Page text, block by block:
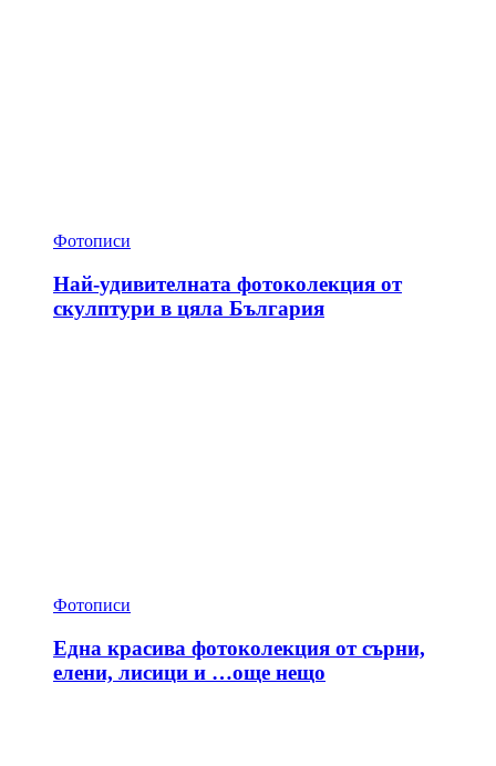
Фотописи
Най-удивителната фотоколекция от
скулптури в цяла България
Фотописи
Една красива фотоколекция от сърни,
елени, лисици и …още нещо